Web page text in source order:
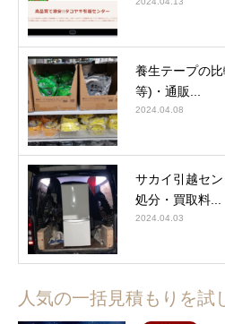
養生テープの
等)・通販...
2024.04.08
サカイ引越セ
処分・買取料...
2024.04.03
人気の一括見積もりを試